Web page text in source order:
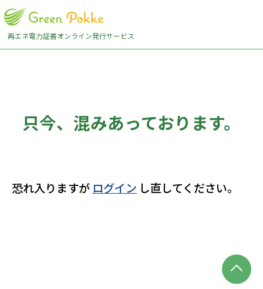
再エネ電力証書オンライン発行サービス
只今、混みあっております。
恐れ入りますが ログイン し直してください。